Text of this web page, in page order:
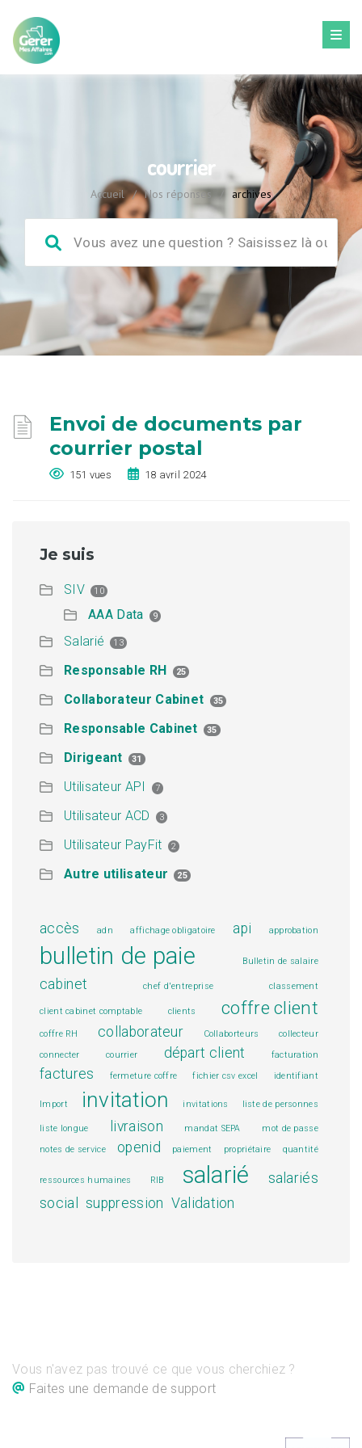
courrier
Accueil / Nos réponses archives
Envoi de documents par
courrier postal
151 vues 18 avril 2024
Je suis
SIV 10
AAA Data 9
Salarié 13
Responsable RH 25
Collaborateur Cabinet 35
Responsable Cabinet 35
Dirigeant 31
Utilisateur API 7
Utilisateur ACD 3
Utilisateur PayFit 2
Autre utilisateur 25
accès adn affichage obligatoire api approbation
bulletin de paie Bulletin de salaire
cabinet chef d'entreprise classement
client cabinet comptable clients coffre client
coffre RH collaborateur Collaborteurs
collecteur
connecter
courrier départ client facturation
factures fermeture coffre fichier csv excel identifiant
Import invitation invitations liste de personnes
liste longue livraison mandat SEPA
mot de passe
notes de service
openid paiement propriétaire quantité
ressources humaines RIB salarié
salariés
social
suppression Validation
Vous n'avez pas trouvé ce que vous cherchiez ?
Faites une demande de support